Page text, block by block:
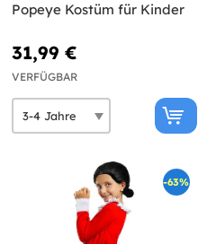
Popeye Kostüm für Kinder
31,99 €
VERFÜGBAR
-63%